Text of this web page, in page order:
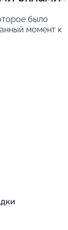
было
момент к
905 человек.
мало
Корабль
тщательно
балконом,